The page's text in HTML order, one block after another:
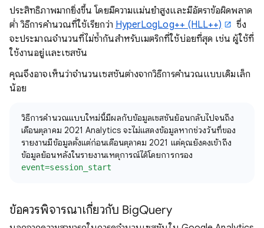
ประสิทธิภาพมากยิ่งขึ้น โดยมีความแม่นยำสูงและมีอัตราข้อผิดพลาด
ต่ำ วิธีการคํานวณที่ใช้เรียกว่า HyperLogLog++ (HLL++)
ซึ่ง
จะประมาณจํานวนที่ไม่ซ้ำกันสําหรับเมตริกที่ใช้บ่อยที่สุด เช่น ผู้ใช้ที่
ใช้งานอยู่และเซสชัน
คุณจึงอาจเห็นว่าจํานวนเซสชันต่างจากวิธีการคํานวณแบบเดิมเล็ก
น้อย
วิธีการคํานวณแบบใหม่นี้มีผลกับข้อมูลเซสชันย้อนกลับไปจนถึง
เดือนตุลาคม 2021 Analytics จะไม่แสดงข้อมูลหากช่วงวันที่ของ
รายงานมีข้อมูลตั้งแต่ก่อนเดือนตุลาคม 2021 แต่คุณยังคงเข้าถึง
ข้อมูลย้อนหลังในรายงานเหตุการณ์ได้โดยการกรอง
event=session_start
ข้อควรพิจารณาเกี่ยวกับ BigQuery